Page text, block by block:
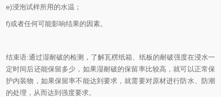
e)浸泡试样所用的水温；
f)或者任何可能影响结果的因素。
结束语:通过湿耐破的检测，了解瓦楞纸箱、纸板的耐破强度在浸水一
定时间后还能保留多少，如果湿耐破的保留率比较高，就可以正常保
护内装物，如果保留率不能达到要求，就需要对原材进行防水、防潮
的处理，从而达到强度要求。